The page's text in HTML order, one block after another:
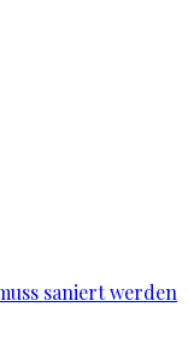
saniert werden